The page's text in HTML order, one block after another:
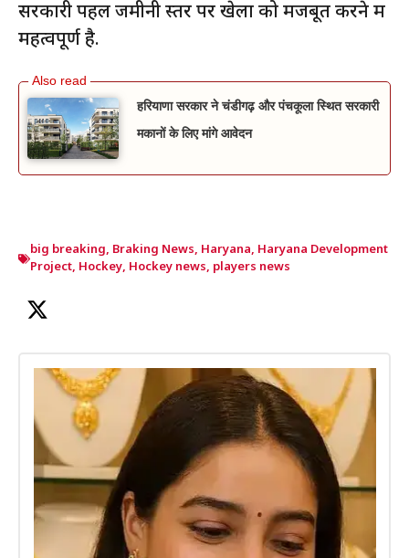
सरकारी पहल जमीनी स्तर पर खेलों को मजबूत करने में
महत्वपूर्ण है.
हरियाणा सरकार ने चंडीगढ़ और पंचकूला स्थित सरकारी
मकानों के लिए मांगे आवेदन
big breaking, Braking News, Haryana, Haryana Development
Project, Hockey, Hockey news, players news